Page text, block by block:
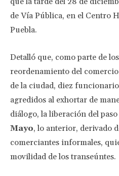
de Vía Pública, en el Centro
Puebla.
Detalló que, como parte de
reordenamiento del
de la ciudad, diez
agredidos al exhortar de
diálogo, la liberación del
Mayo, lo anterior, derivado
comerciantes informales,
movilidad de los transeúntes.